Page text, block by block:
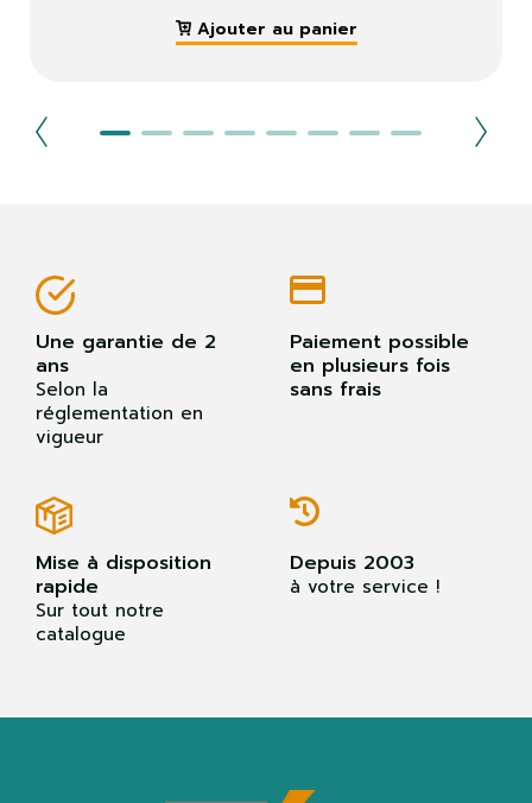
Ajouter au panier
Une garantie de 2
ans
Selon la
réglementation en
vigueur
Paiement possible
en plusieurs fois
sans frais
Mise à disposition
rapide
Sur tout notre
catalogue
Depuis 2003
à votre service !